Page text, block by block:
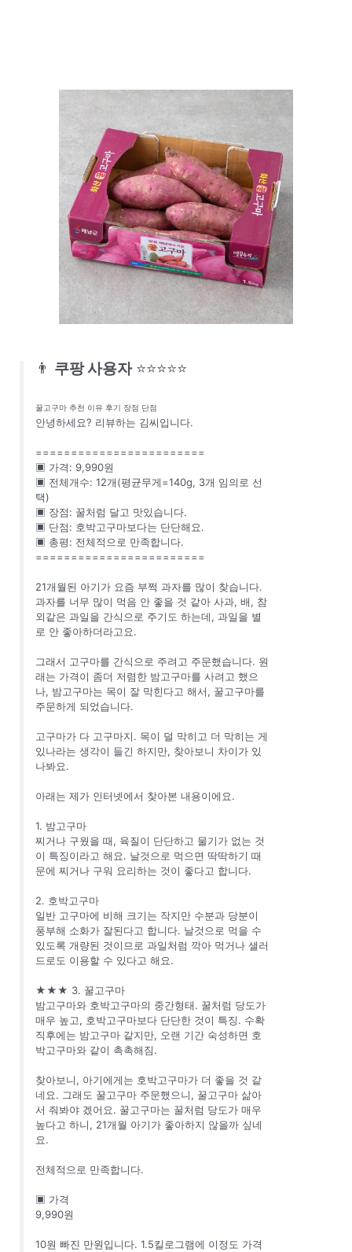
👨 쿠팡 사용자 ⭐⭐⭐⭐⭐
꿀고구마 추천 이유 후기 장점 단점
안녕하세요? 리뷰하는 김씨입니다.
========================
▣ 가격: 9,990원
▣ 전체개수: 12개(평균무게=140g, 3개 임의로 선
택)
▣ 장점: 꿀처럼 달고 맛있습니다.
▣ 단점: 호박고구마보다는 단단해요.
▣ 총평: 전체적으로 만족합니다.
========================
21개월된 아기가 요즘 부쩍 과자를 많이 찾습니다.
과자를 너무 많이 먹음 안 좋을 것 같아 사과, 배, 참
외같은 과일을 간식으로 주기도 하는데, 과일을 별
로 안 좋아하더라고요.
그래서 고구마를 간식으로 주려고 주문했습니다. 원
래는 가격이 좀더 저렴한 밤고구마를 사려고 했으
나, 밤고구마는 목이 잘 막힌다고 해서, 꿀고구마를
주문하게 되었습니다.
고구마가 다 고구마지. 목이 덜 막히고 더 막히는 게
있나라는 생각이 들긴 하지만, 찾아보니 차이가 있
나봐요.
아래는 제가 인터넷에서 찾아본 내용이에요.
1. 밤고구마
찌거나 구웠을 때, 육질이 단단하고 물기가 없는 것
이 특징이라고 해요. 날것으로 먹으면 딱딱하기 때
문에 찌거나 구워 요리하는 것이 좋다고 합니다.
2. 호박고구마
일반 고구마에 비해 크기는 작지만 수분과 당분이
풍부해 소화가 잘된다고 합니다. 날것으로 먹을 수
있도록 개량된 것이므로 과일처럼 깍아 먹거나 샐러
드로도 이용할 수 있다고 해요.
★★★ 3. 꿀고구마
밤고구마와 호박고구마의 중간형태. 꿀처럼 당도가
매우 높고, 호박고구마보다 단단한 것이 특징. 수확
직후에는 밤고구마 같지만, 오랜 기간 숙성하면 호
박고구마와 같이 촉촉해짐.
찾아보니, 아기에게는 호박고구마가 더 좋을 것 같
네요. 그래도 꿀고구마 주문했으니, 꿀고구마 삶아
서 줘봐야 겠어요. 꿀고구마는 꿀처럼 당도가 매우
높다고 하니, 21개월 아기가 좋아하지 않을까 싶네
요.
전체적으로 만족합니다.
▣ 가격
9,990원
10원 빠진 만원입니다. 1.5킬로그램에 이정도 가격